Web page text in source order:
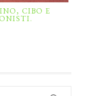
CIBO E